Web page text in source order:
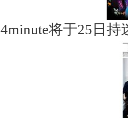
4minute将于25日